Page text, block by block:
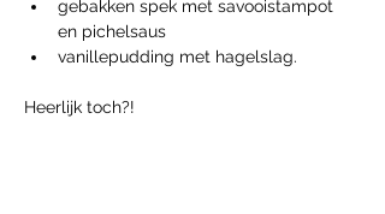
gebakken spek met savooistampot
en pichelsaus
vanillepudding met hagelslag.
Heerlijk toch?!